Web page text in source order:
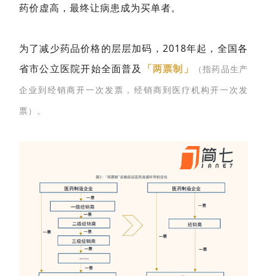
药价虚高，最终让病患成为买单者。
为了减少药品价格的层层加码，2018年起，全国各
省市公立医院开始全面普及
「两票制」
（指药品生产
企业到经销商开一次发票，经销商到医疗机构开一次发
票）。